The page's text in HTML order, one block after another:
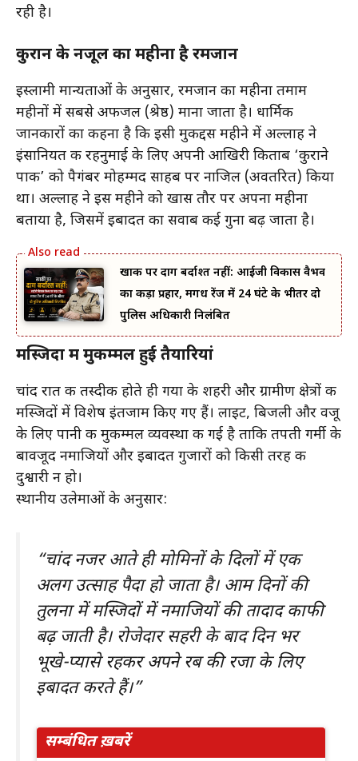
रही है।
कुरान के नजूल का महीना है रमजान
इस्लामी मान्यताओं के अनुसार, रमजान का महीना तमाम
महीनों में सबसे अफजल (श्रेष्ठ) माना जाता है। धार्मिक
जानकारों का कहना है कि इसी मुकद्दस महीने में अल्लाह ने
इंसानियत की रहनुमाई के लिए अपनी आखिरी किताब ‘कुराने
पाक’ को पैगंबर मोहम्मद साहब पर नाजिल (अवतरित) किया
था। अल्लाह ने इस महीने को खास तौर पर अपना महीना
बताया है, जिसमें इबादत का सवाब कई गुना बढ़ जाता है।
खाकी पर दाग बर्दाश्त नहीं: आईजी विकास वैभव
का कड़ा प्रहार, मगध रेंज में 24 घंटे के भीतर दो
पुलिस अधिकारी निलंबित
मस्जिदों में मुकम्मल हुई तैयारियां
चांद रात की तस्दीक होते ही गया के शहरी और ग्रामीण क्षेत्रों की
मस्जिदों में विशेष इंतजाम किए गए हैं। लाइट, बिजली और वजू
के लिए पानी की मुकम्मल व्यवस्था की गई है ताकि तपती गर्मी के
बावजूद नमाजियों और इबादत गुजारों को किसी तरह की
दुश्वारी न हो।
स्थानीय उलेमाओं के अनुसार:
“चांद नजर आते ही मोमिनों के दिलों में एक
अलग उत्साह पैदा हो जाता है। आम दिनों की
तुलना में मस्जिदों में नमाजियों की तादाद काफी
बढ़ जाती है। रोजेदार सहरी के बाद दिन भर
भूखे-प्यासे रहकर अपने रब की रजा के लिए
इबादत करते हैं।”
सम्बंधित ख़बरें